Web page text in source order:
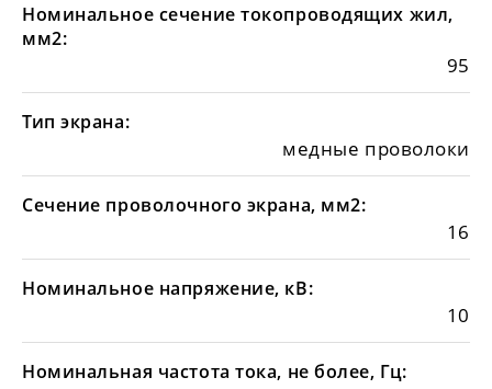
Номинальное сечение токопроводящих жил,
мм2:
95
Тип экрана:
медные проволоки
Сечение проволочного экрана, мм2:
16
Номинальное напряжение, кВ:
10
Номинальная частота тока, не более, Гц: